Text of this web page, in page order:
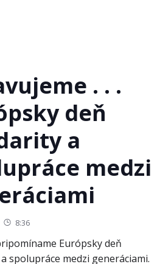
. . .
deň
a
medzi
8:36
Európsky deň
spolupráce medzi generáciami.